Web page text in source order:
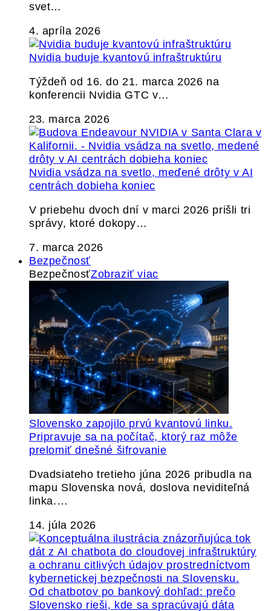
svet…
4. apríla 2026
Nvidia buduje kvantovú infraštruktúru
Týždeň od 16. do 21. marca 2026 na
konferencii Nvidia GTC v…
23. marca 2026
Nvidia vsádza na svetlo, meďené drôty v AI
centrách dobieha koniec
V priebehu dvoch dní v marci 2026 prišli tri
správy, ktoré dokopy…
7. marca 2026
Bezpečnosť
BezpečnosťZobraziť viac
Slovensko zapojilo prvú kvantovú linku.
Pripravuje sa na počítač, ktorý raz môže
prelomiť dnešné šifrovanie
Dvadsiateho tretieho júna 2026 pribudla na
mapu Slovenska nová, doslova neviditeľná
linka.…
14. júla 2026
Od chatbotov po bankový dohľad: prečo
Slovensko rieši, kde sa spracúvajú dáta